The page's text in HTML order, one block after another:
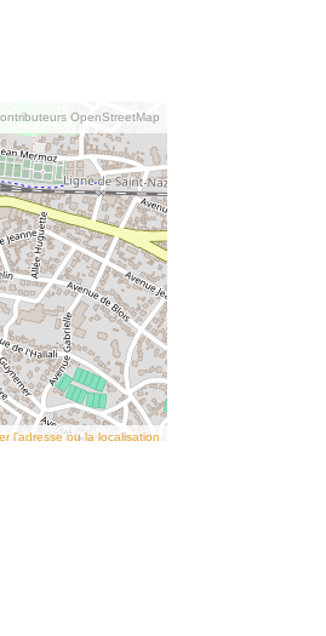
OpenStreetMap
l’adresse ou la localisation